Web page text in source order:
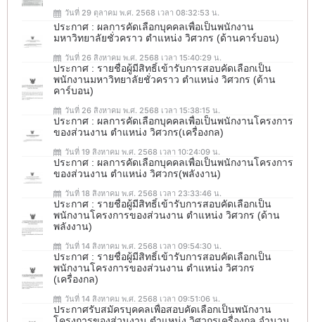
วันที่ 29 ตุลาคม พ.ศ. 2568 เวลา 08:32:53 น.
ประกาศ : ผลการคัดเลือกบุคคลเพื่อเป็นพนักงาน
มหาวิทยาลัยชั่วคราว ตำแหน่ง วิศวกร (ด้านคาร์บอน)
วันที่ 26 สิงหาคม พ.ศ. 2568 เวลา 15:40:29 น.
ประกาศ : รายชื่อผู้มีสิทธิ์เข้ารับการสอบคัดเลือกเป็น
พนักงานมหาวิทยาลัยชั่วคราว ตำแหน่ง วิศวกร (ด้าน
คาร์บอน)
วันที่ 26 สิงหาคม พ.ศ. 2568 เวลา 15:38:15 น.
ประกาศ : ผลการคัดเลือกบุคคลเพื่อเป็นพนักงานโครงการ
ของส่วนงาน ตำแหน่ง วิศวกร(เครื่องกล)
วันที่ 19 สิงหาคม พ.ศ. 2568 เวลา 10:24:09 น.
ประกาศ : ผลการคัดเลือกบุคคลเพื่อเป็นพนักงานโครงการ
ของส่วนงาน ตำแหน่ง วิศวกร(พลังงาน)
วันที่ 18 สิงหาคม พ.ศ. 2568 เวลา 23:33:46 น.
ประกาศ : รายชื่อผู้มีสิทธิ์เข้ารับการสอบคัดเลือกเป็น
พนักงานโครงการของส่วนงาน ตำแหน่ง วิศวกร (ด้าน
พลังงาน)
วันที่ 14 สิงหาคม พ.ศ. 2568 เวลา 09:54:30 น.
ประกาศ : รายชื่อผู้มีสิทธิ์เข้ารับการสอบคัดเลือกเป็น
พนักงานโครงการของส่วนงาน ตำแหน่ง วิศวกร
(เครื่องกล)
วันที่ 14 สิงหาคม พ.ศ. 2568 เวลา 09:51:06 น.
ประกาศรับสมัครบุคคลเพื่อสอบคัดเลือกเป็นพนักงาน